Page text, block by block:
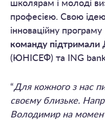
школярам і молоді
професією. Свою
інноваційну
команду підтримали
(ЮНІСЕФ) та ING
“Для кожного з нас
своєму близьке.
Володимир на